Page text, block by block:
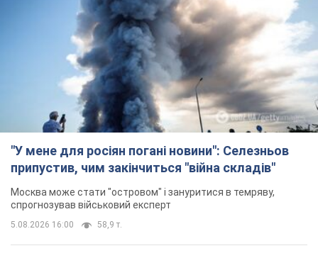
"У мене для росіян погані новини": Селезньов
припустив, чим закінчиться "війна складів"
Москва може стати "островом" і зануритися в темряву,
спрогнозував військовий експерт
5.08.2026 16:00 58,9 т.